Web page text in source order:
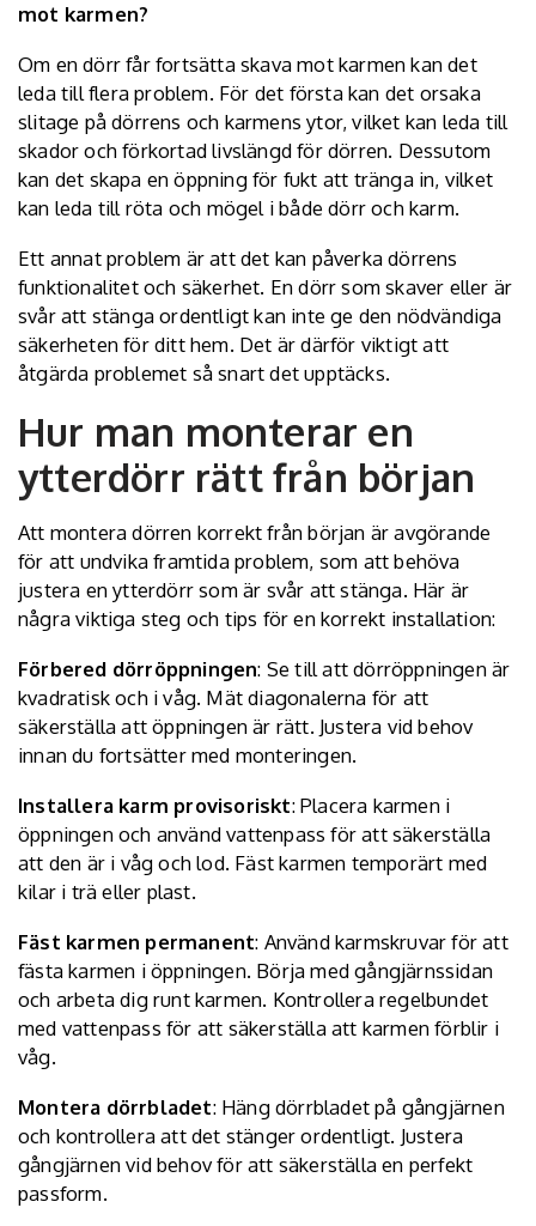
mot karmen?
Om en dörr får fortsätta skava mot karmen kan det
leda till flera problem. För det första kan det orsaka
slitage på dörrens och karmens ytor, vilket kan leda till
skador och förkortad livslängd för dörren. Dessutom
kan det skapa en öppning för fukt att tränga in, vilket
kan leda till röta och mögel i både dörr och karm.
Ett annat problem är att det kan påverka dörrens
funktionalitet och säkerhet. En dörr som skaver eller är
svår att stänga ordentligt kan inte ge den nödvändiga
säkerheten för ditt hem. Det är därför viktigt att
åtgärda problemet så snart det upptäcks.
Hur man monterar en
ytterdörr rätt från början
Att montera dörren korrekt från början är avgörande
för att undvika framtida problem, som att behöva
justera en ytterdörr som är svår att stänga. Här är
några viktiga steg och tips för en korrekt installation:
Förbered dörröppningen: Se till att dörröppningen är
kvadratisk och i våg. Mät diagonalerna för att
säkerställa att öppningen är rätt. Justera vid behov
innan du fortsätter med monteringen.
Installera karm provisoriskt: Placera karmen i
öppningen och använd vattenpass för att säkerställa
att den är i våg och lod. Fäst karmen temporärt med
kilar i trä eller plast.
Fäst karmen permanent: Använd karmskruvar för att
fästa karmen i öppningen. Börja med gångjärnssidan
och arbeta dig runt karmen. Kontrollera regelbundet
med vattenpass för att säkerställa att karmen förblir i
våg.
Montera dörrbladet: Häng dörrbladet på gångjärnen
och kontrollera att det stänger ordentligt. Justera
gångjärnen vid behov för att säkerställa en perfekt
passform.